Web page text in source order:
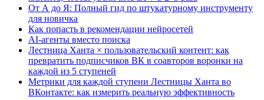
От А до Я: Полный гид по штукатурному инструменту
для новичка
Как попасть в рекомендации нейросетей
AI-агенты вместо поиска
Лестница Ханта × пользовательский контент: как
превратить подписчиков ВК в соавторов воронки на
каждой из 5 ступеней
Метрики для каждой ступени Лестницы Ханта во
ВКонтакте: как измерить реальную эффективность